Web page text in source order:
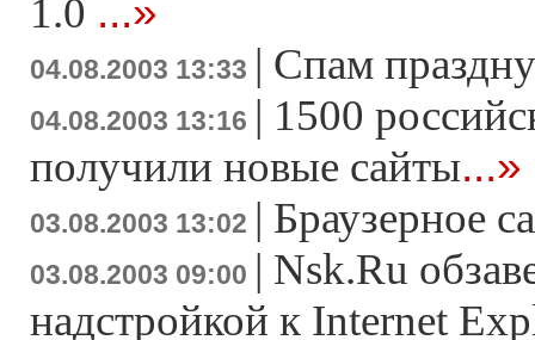
1.0 ...»
04.08.2003 13:33 | Спам
04.08.2003 13:16 | 1500
получили новые сайты...»
03.08.2003 13:02 | Браузерное
03.08.2003 09:00 | Nsk.Ru
надстройкой к Internet